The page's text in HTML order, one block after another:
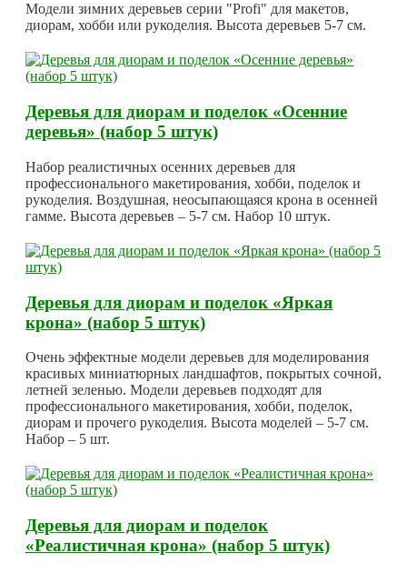
Модели зимних деревьев серии "Profi" для макетов,
диорам, хобби или рукоделия. Высота деревьев 5-7 см.
Деревья для диорам и поделок «Осенние
деревья» (набор 5 штук)
Набор реалистичных осенних деревьев для
профессионального макетирования, хобби, поделок и
рукоделия. Воздушная, неосыпающаяся крона в осенней
гамме. Высота деревьев – 5-7 см. Набор 10 штук.
Деревья для диорам и поделок «Яркая
крона» (набор 5 штук)
Очень эффектные модели деревьев для моделирования
красивых миниатюрных ландшафтов, покрытых сочной,
летней зеленью. Модели деревьев подходят для
профессионального макетирования, хобби, поделок,
диорам и прочего рукоделия. Высота моделей – 5-7 см.
Набор – 5 шт.
Деревья для диорам и поделок
«Реалистичная крона» (набор 5 штук)